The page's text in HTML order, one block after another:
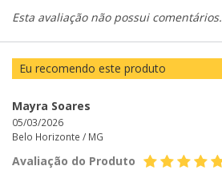
Esta avaliação não possui comentários.
Eu recomendo este produto
Mayra Soares
05/03/2026
Belo Horizonte / MG
Avaliação do Produto